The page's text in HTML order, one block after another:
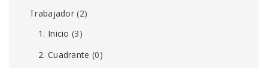
Trabajador (2)
1. Inicio (3)
2. Cuadrante (0)